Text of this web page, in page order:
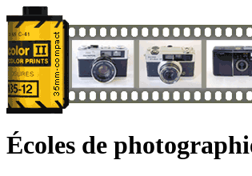
Écoles de